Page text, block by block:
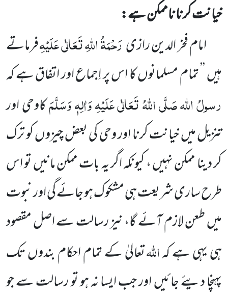
خیانت کرنا ناممکن ہے:
امام فخر الدین رازیرَحْمَۃُ اللہِ تَعَالٰی عَلَیْہِفرماتے
ہیں ’’ تمام مسلمانوں کا اس پر اِجماع اور اتفاق ہے کہ
رسولُ اللہ صَلَّیاللہُ تَعَالٰی عَلَیْہِ وَاٰلِہٖ وَسَلَّمَکاوحی اور
تنزیل میں خیانت کرنا اور وحی کی بعض چیزوں کو ترک
کر دینا ممکن نہیں ، کیونکہاگر یہ بات ممکن مانیں تو اس
طرح ساری شریعت ہی مشکوک ہو جائے گی اور نبوت
میں طعن لازم آئے گا، نیز رسالت سےاصل مقصود
ہی یہی ہے کہاللہتعالیٰکے تمام احکام بندوں تک
پہنچا دیئے جائیں اور جب ایسا نہ ہو تو رسالت سے جو